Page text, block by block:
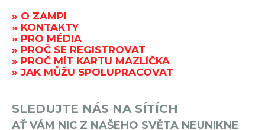
O ZAMPI
KONTAKTY
PRO MÉDIA
PROČ SE REGISTROVAT
PROČ MÍT KARTU MAZLÍČKA
JAK MŮŽU SPOLUPRACOVAT
SLEDUJTE NÁS NA SÍTÍCH
AŤ VÁM NIC Z NAŠEHO SVĚTA NEUNIKNE